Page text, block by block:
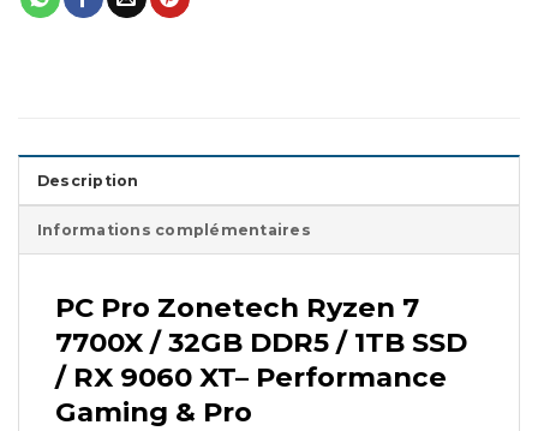
Description
Informations complémentaires
PC Pro Zonetech Ryzen 7
7700X / 32GB DDR5 / 1TB SSD
/ RX 9060 XT– Performance
Gaming & Pro